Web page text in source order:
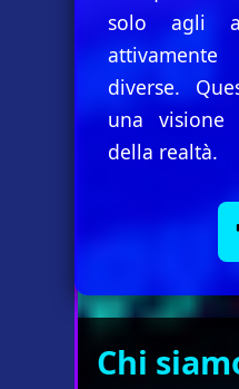
solo agli
diverse.
una visione
della realtà.
Chi